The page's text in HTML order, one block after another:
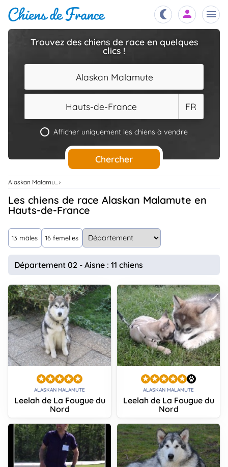
Services
..
Connexion
Trouvez des chiens de race en quelques
clics !
Alaskan Malamute
Hauts-de-France FR
Afficher uniquement les chiens à vendre
Chercher
Alaskan Malamute
Les chiens de race Alaskan Malamute en
Hauts-de-France
13 mâles 16 femelles
Département 02 - Aisne : 11 chiens
ALASKAN MALAMUTE
Leelah de La Fougue du
Nord
ALASKAN MALAMUTE
Leelah de La Fougue du
Nord